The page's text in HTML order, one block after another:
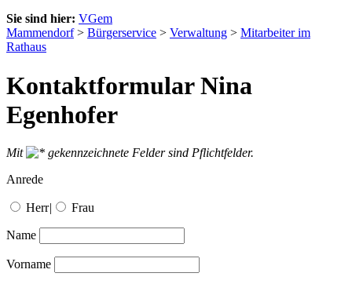
Sie sind hier: VGem
Mammendorf> Bürgerservice > Verwaltung > Mitarbeiter im
Rathaus
Kontaktformular Nina
Egenhofer
Mit
gekennzeichnete Felder sind Pflichtfelder.
Anrede
Herr| Frau
Name
Vorname